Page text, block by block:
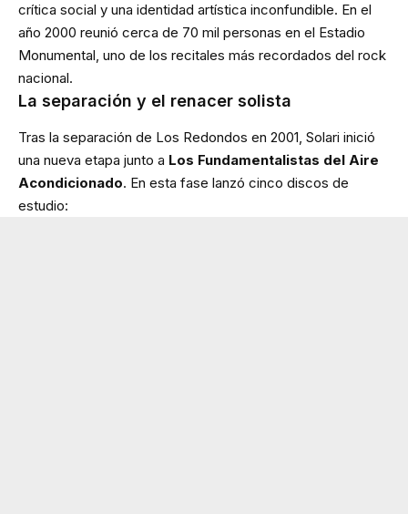
crítica social y una identidad artística inconfundible. En el
año 2000 reunió cerca de 70 mil personas en el Estadio
Monumental, uno de los recitales más recordados del rock
nacional.
La separación y el renacer solista
Tras la separación de Los Redondos en 2001, Solari inició
una nueva etapa junto a Los Fundamentalistas del Aire
Acondicionado. En esta fase lanzó cinco discos de
estudio: